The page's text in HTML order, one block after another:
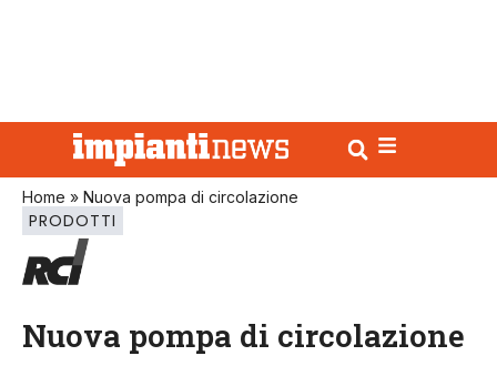
Home » Nuova pompa di circolazione
PRODOTTI
Nuova pompa di circolazione